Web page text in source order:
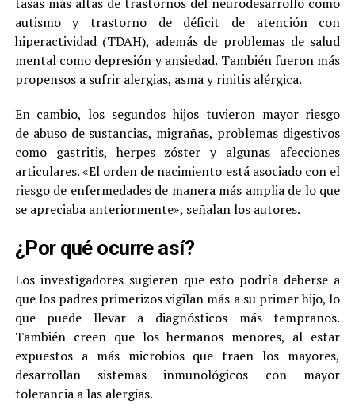
autismo y trastorno de déficit de atención con
hiperactividad (TDAH), además de problemas de salud
mental como depresión y ansiedad. También fueron más
propensos a sufrir alergias, asma y rinitis alérgica.
En cambio, los segundos hijos tuvieron mayor riesgo
de abuso de sustancias, migrañas, problemas digestivos
como gastritis, herpes zóster y algunas afecciones
articulares. «El orden de nacimiento está asociado con el
riesgo de enfermedades de manera más amplia de lo que
se apreciaba anteriormente», señalan los autores.
¿Por qué ocurre así?
Los investigadores sugieren que esto podría deberse a
que los padres primerizos vigilan más a su primer hijo, lo
que puede llevar a diagnósticos más tempranos.
También creen que los hermanos menores, al estar
expuestos a más microbios que traen los mayores,
desarrollan sistemas inmunológicos con mayor
tolerancia a las alergias.